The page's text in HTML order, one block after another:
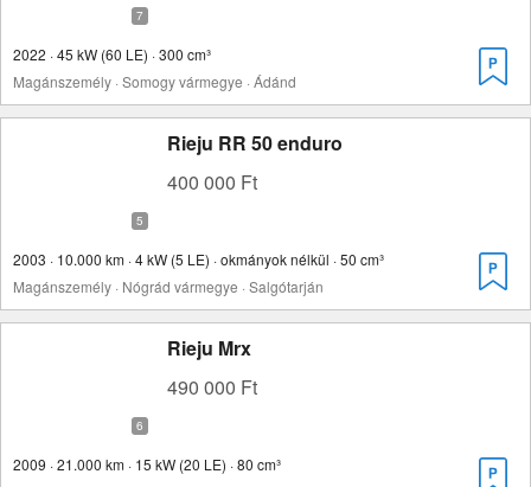
2022 · 45 kW (60 LE) · 300 cm³
Magánszemély · Somogy vármegye · Ádánd
Rieju RR 50 enduro
400 000 Ft
2003 · 10.000 km · 4 kW (5 LE) · okmányok nélkül · 50 cm³
Magánszemély · Nógrád vármegye · Salgótarján
Rieju Mrx
490 000 Ft
2009 · 21.000 km · 15 kW (20 LE) · 80 cm³